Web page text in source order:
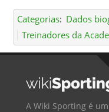
Categorias: Dados
Treinadores da
A Wiki Sporting é